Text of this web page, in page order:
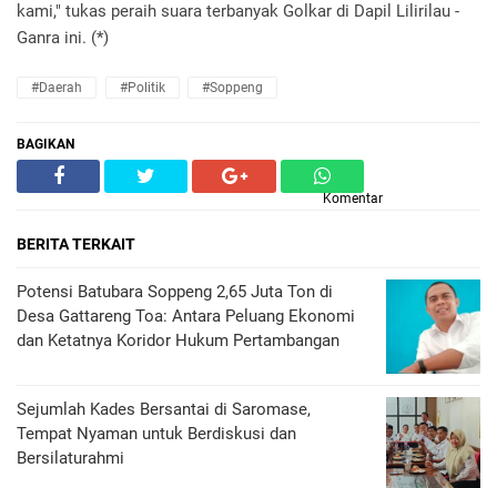
kami," tukas peraih suara terbanyak Golkar di Dapil Lilirilau -
Ganra ini. (*)
#Daerah #Politik #Soppeng
BAGIKAN
Komentar
BERITA TERKAIT
Potensi Batubara Soppeng 2,65 Juta Ton di
Desa Gattareng Toa: Antara Peluang Ekonomi
dan Ketatnya Koridor Hukum Pertambangan
Sejumlah Kades Bersantai di Saromase,
Tempat Nyaman untuk Berdiskusi dan
Bersilaturahmi